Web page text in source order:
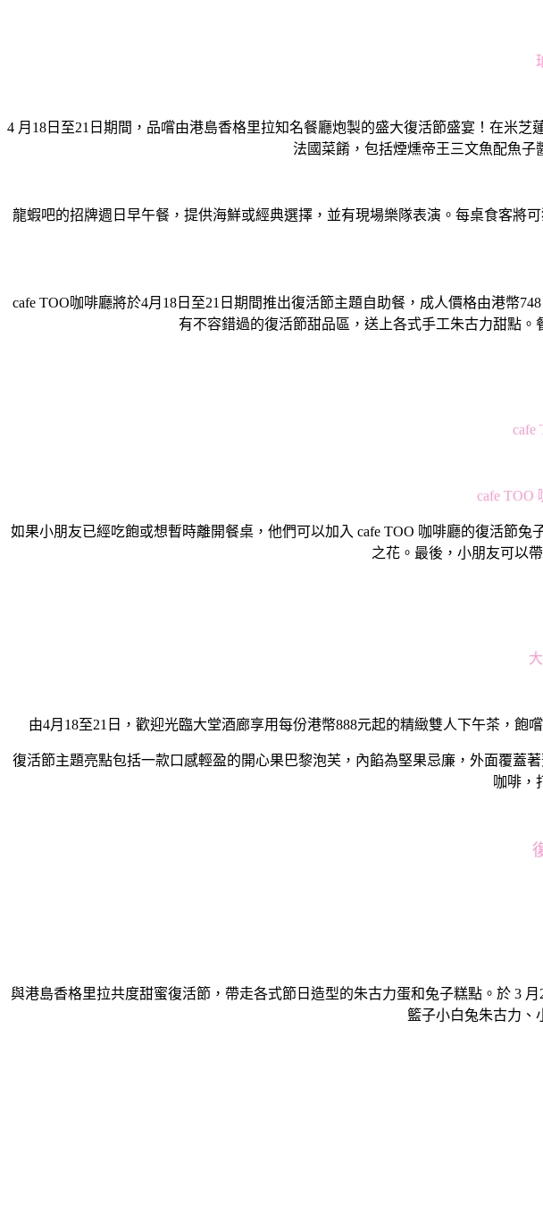
4 月18日至21日期間，品嚐由港島香格里拉知名餐廳炮製的盛大復活節盛宴！在米
法國菜餚，包括煙燻帝王三文魚配魚子
龍蝦吧的招牌週日早午餐，提供海鮮或經典選擇，並有現場樂隊表演。每桌食客將
cafe TOO咖啡廳將於4月18日至21日期間推出復活節主題自助餐，成人價格由港幣
有不容錯過的復活節甜品區，送上各式手工朱古力甜點
cafe
cafe TOO
如果小朋友已經吃飽或想暫時離開餐桌，他們可以加入 cafe TOO 咖啡廳的復活節
之花。最後，小朋友可以
由4月18至21日，歡迎光臨大堂酒廊享用每份港幣888元起的精緻雙人下午茶，
復活節主題亮點包括一款口感輕盈的開心果巴黎泡芙，內餡為堅果忌廉，外面覆蓋
咖啡，
與港島香格里拉共度甜蜜復活節，帶走各式節日造型的朱古力蛋和兔子糕點。於 3
籃子小白兔朱古力、